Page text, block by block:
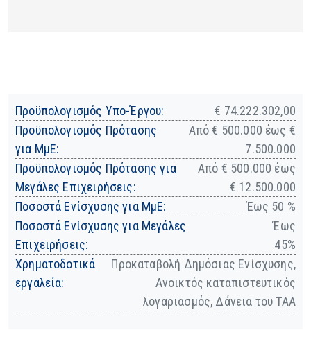
Προϋπολογισμός Υπο-Έργου:
€ 74.222.302,00
Προϋπολογισμός Πρότασης
για ΜμΕ:
Από € 500.000 έως €
7.500.000
Προϋπολογισμός Πρότασης για
Μεγάλες Επιχειρήσεις:
Από € 500.000 έως
€ 12.500.000
Ποσοστά Ενίσχυσης για ΜμΕ:
Έως 50 %
Ποσοστά Ενίσχυσης για Μεγάλες
Επιχειρήσεις:
Έως
45%
Χρηματοδοτικά
εργαλεία:
Προκαταβολή Δημόσιας Ενίσχυσης,
Ανοικτός καταπιστευτικός
λογαριασμός, Δάνεια του ΤΑΑ